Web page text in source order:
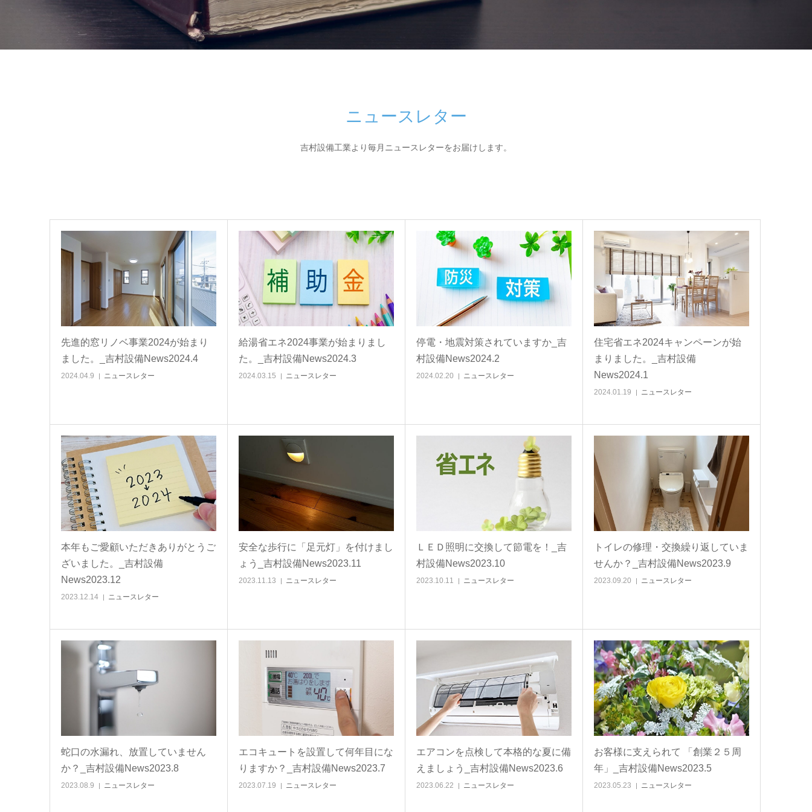
ニュースレター
吉村設備工業より毎月ニュースレターをお届けします。
先進的窓リノベ事業2024が始まり
ました。_吉村設備News2024.4
2024.04.9 ニュースレター
給湯省エネ2024事業が始まりまし
た。_吉村設備News2024.3
2024.03.15 ニュースレター
停電・地震対策されていますか_吉
村設備News2024.2
2024.02.20 ニュースレター
住宅省エネ2024キャンペーンが始
まりました。_吉村設備
News2024.1
2024.01.19 ニュースレター
本年もご愛顧いただきありがとうご
ざいました。_吉村設備
News2023.12
2023.12.14 ニュースレター
安全な歩行に「足元灯」を付けまし
ょう_吉村設備News2023.11
2023.11.13 ニュースレター
ＬＥＤ照明に交換して節電を！_吉
村設備News2023.10
2023.10.11 ニュースレター
トイレの修理・交換繰り返していま
せんか？_吉村設備News2023.9
2023.09.20 ニュースレター
蛇口の水漏れ、放置していません
か？_吉村設備News2023.8
2023.08.9 ニュースレター
エコキュートを設置して何年目にな
りますか？_吉村設備News2023.7
2023.07.19 ニュースレター
エアコンを点検して本格的な夏に備
えましょう_吉村設備News2023.6
2023.06.22 ニュースレター
お客様に支えられて 「創業２５周
年」_吉村設備News2023.5
2023.05.23 ニュースレター